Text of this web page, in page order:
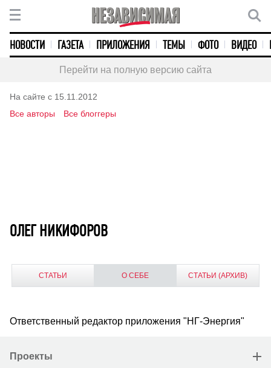
НОВОСТИ ГАЗЕТА ПРИЛОЖЕНИЯ ТЕМЫ ФОТО ВИДЕО
Перейти на полную версию сайта
На сайте с 15.11.2012
Все авторы
Все блоггеры
ОЛЕГ НИКИФОРОВ
СТАТЬИ О СЕБЕ СТАТЬИ (АРХИВ)
Ответственный редактор приложения "НГ-Энергия"
Проекты